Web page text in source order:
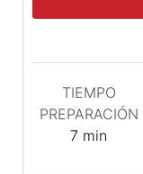
TIEMPO
PREPARACIÓN
7 minutos
min